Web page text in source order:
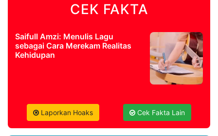
CEK FAKTA
Saifull Amzi: Menulis Lagu
sebagai Cara Merekam Realitas
Kehidupan
Laporkan Hoaks Cek Fakta Lain